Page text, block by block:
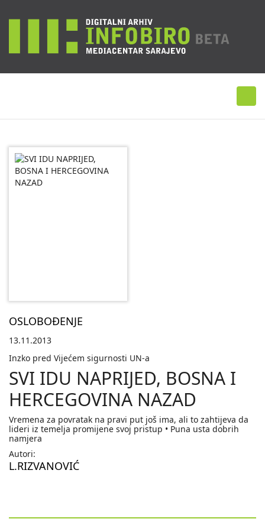
OSLOBOĐENJE
13.11.2013
Inzko pred Vijećem sigurnosti UN-a
SVI IDU NAPRIJED, BOSNA I
HERCEGOVINA NAZAD
Vremena za povratak na pravi put još ima, ali to zahtijeva da
lideri iz temelja promijene svoj pristup • Puna usta dobrih
namjera
Autori:
L.RIZVANOVIĆ